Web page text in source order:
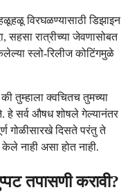
विरघळण्यासाठी डिझाइन
सहसा रात्रीच्या जेवणासोबत
स्लो-रिलीज कोटिंगमुळे
तुम्हाला क्वचितच तुमच्या
हे सर्व औषध शोषले गेल्यानंतर
गोळीसारखे दिसते परंतु ते
नाही असा होत नाही.
तपासणी करावी?